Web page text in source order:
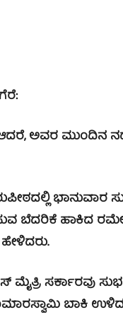
ಅವರ ಮುಂದಿನ
ಭಾನುವಾರ
ಬೆದರಿಕೆ ಹಾಕಿದ
ಸರ್ಕಾರವು
ಬಾಕಿ